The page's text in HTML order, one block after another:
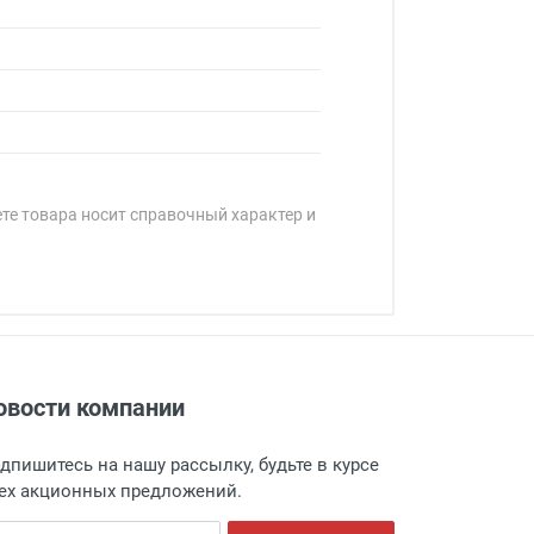
товара носит справочный характер и
г. Москва, Переведеновский
о поступлении товара.
пункт выдачи, чтобы избежать
компании
на нашу рассылку, будьте в курсе
акционных предложений.